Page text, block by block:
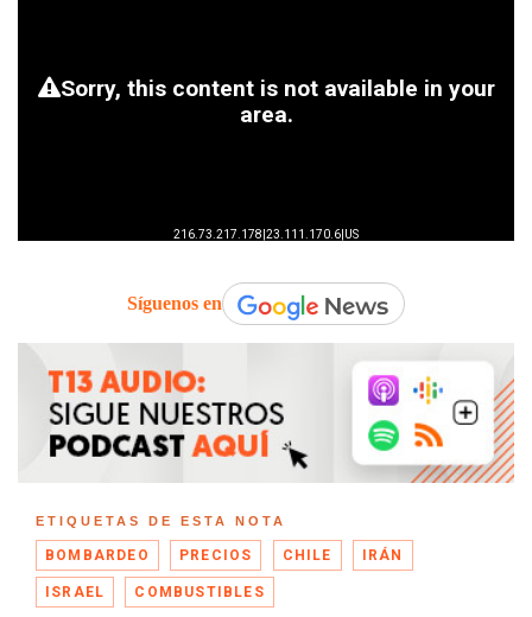
Síguenos en
ETIQUETAS DE ESTA NOTA
BOMBARDEO PRECIOS CHILE IRÁN
ISRAEL COMBUSTIBLES